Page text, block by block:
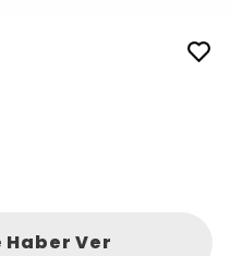
Haber Ver